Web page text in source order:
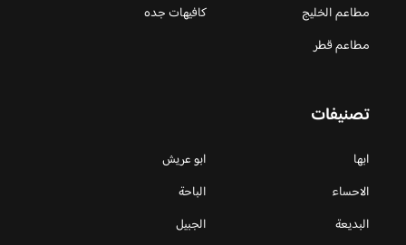
مطاعم الخليج
كافيهات جده
مطاعم قطر
تصنيفات
ابها
ابو عريش
الاحساء
الباحة
البديعة
الجبيل